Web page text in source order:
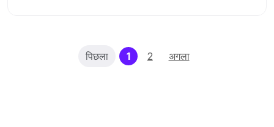
पिछला 1(current)
2 अगला